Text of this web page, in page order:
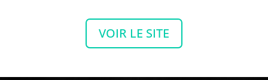
VOIR LE SITE